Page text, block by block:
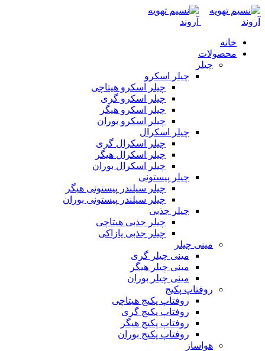
خانه
محصولات
چیلر
چیلر اسکرو
چیلر اسکرو هیتاچی
چیلر اسکرو گری
چیلر اسکرو هیگر
چیلر اسکرو بوران
چیلر اسکرال
چیلر اسکرال گری
چیلر اسکرال هیگر
چیلر اسکرال بوران
چیلر پیستونی
چیلر سیلندر پیستونی هیگر
چیلر سیلندر پیستونی بوران
چیلر جذبی
چیلر جذبی هیتاچی
چیلر جذبی یازاکی
مینی چیلر
مینی چیلر گری
مینی چیلر هیگر
مینی چیلر بوران
روفتاپ پکیج
روفتاپ پکیج هیتاچی
روفتاپ پکیج گری
روفتاپ پکیج هیگر
روفتاپ پکیج بوران
هواساز